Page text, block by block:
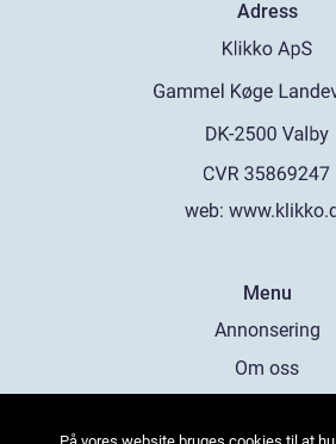
Adress
web:
Menu
Annonsering
Om oss